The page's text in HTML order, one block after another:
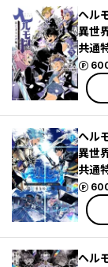
ヘル
異世
共通
ポイント
ヘル
異世
共通
ポイント
ヘル